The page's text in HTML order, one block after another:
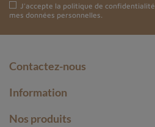
J'accepte la politique de confidentialité
mes données personnelles.
Contactez-nous
Information
Nos produits